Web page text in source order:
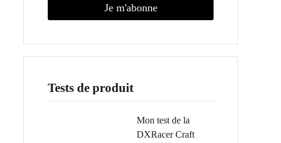
Je m'abonne
Tests de produit
Mon test de la
DXRacer Craft